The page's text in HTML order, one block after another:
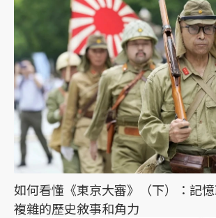
如何看懂《東京大審》（下）：記
複雜的歷史敘事和角力